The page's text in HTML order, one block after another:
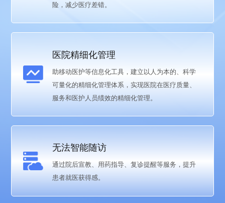
险，减少医疗差错。
医院精细化管理
助移动医护等信息化工具，建立以人为本的、科学
可量化的精细化管理体系，实现医院在医疗质量、
服务和医护人员绩效的精细化管理。
无法智能随访
通过院后宣教、用药指导、复诊提醒等服务，提升
患者就医获得感。